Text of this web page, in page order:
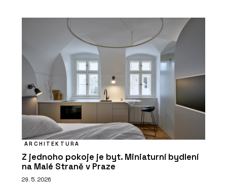
ARCHITEKTURA
Z jednoho pokoje je byt. Miniaturní bydlení
na Malé Straně v Praze
29. 5. 2026